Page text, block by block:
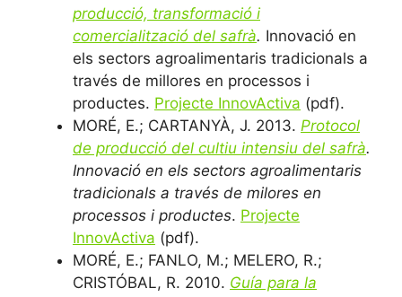
producció, transformació i
comercialització del safrà. Innovació en
els sectors agroalimentaris tradicionals a
través de millores en processos i
productes. Projecte InnovActiva (pdf).
MORÉ, E.; CARTANYÀ, J. 2013. Protocol
de producció del cultiu intensiu del safrà.
Innovació en els sectors agroalimentaris
tradicionals a través de milores en
processos i productes. Projecte
InnovActiva (pdf).
MORÉ, E.; FANLO, M.; MELERO, R.;
CRISTÓBAL, R. 2010. Guía para la